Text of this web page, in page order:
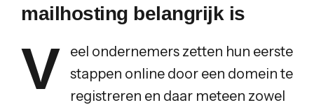
mailhosting belangrijk is
V
eel ondernemers zetten hun eerste
stappen online door een domein te
registreren en daar meteen zowel